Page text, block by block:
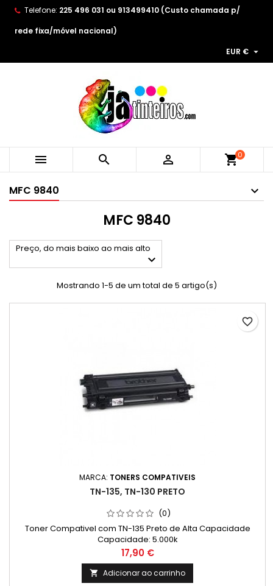
Telefone: 225 496 031 ou 913499410 (Custo chamada p/
rede fixa/móvel nacional)
EUR € 
   shopping_cart0
MFC 9840
MFC 9840
Preço, do mais baixo ao mais alto

Mostrando 1-5 de um total de 5 artigo(s)
MARCA: TONERS COMPATIVEIS
TN-135, TN-130 PRETO
(0)
Toner Compativel com TN-135 Preto de Alta Capacidade
Capacidade: 5.000k
Preço
17,90 €
 Adicionar ao carrinho
favorite_border
As minhas listas de desejos ×
((modalTitle)) ×
((cancelText)) ((modalDeleteText))
Create wishlist ×
Wishlist name
Cancelar Create wishlist
Entrar ×
You need to be logged in to save products in your
wishlist.
Cancelar